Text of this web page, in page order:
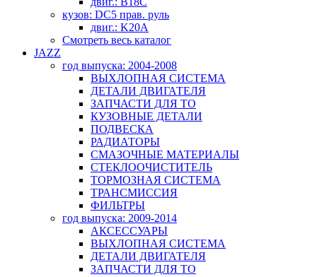
кузов: DC5 прав. руль
двиг.: K20A
Смотреть весь каталог
JAZZ
год выпуска: 2004-2008
ВЫХЛОПНАЯ СИСТЕМА
ДЕТАЛИ ДВИГАТЕЛЯ
ЗАПЧАСТИ ДЛЯ ТО
КУЗОВНЫЕ ДЕТАЛИ
ПОДВЕСКА
РАДИАТОРЫ
СМАЗОЧНЫЕ МАТЕРИАЛЫ
СТЕКЛООЧИСТИТЕЛЬ
ТОРМОЗНАЯ СИСТЕМА
ТРАНСМИССИЯ
ФИЛЬТРЫ
год выпуска: 2009-2014
АКСЕССУАРЫ
ВЫХЛОПНАЯ СИСТЕМА
ДЕТАЛИ ДВИГАТЕЛЯ
ЗАПЧАСТИ ДЛЯ ТО